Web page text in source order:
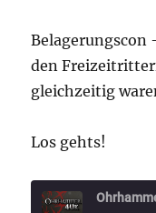
Belagerungscon
den
gleichzeitig
Los gehts!